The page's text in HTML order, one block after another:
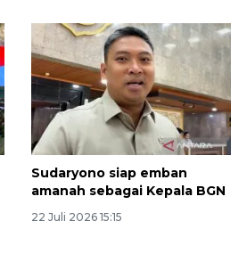
Sudaryono siap emban
amanah sebagai Kepala BGN
22 Juli 2026 15:15